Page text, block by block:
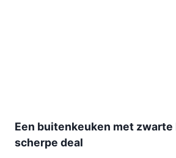
Een buitenkeuken met zwarte
scherpe deal